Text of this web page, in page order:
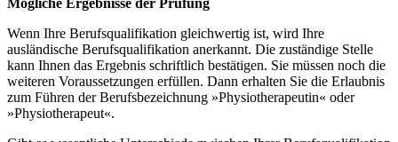
Mögliche Ergebnisse der Prüfung
Wenn Ihre Berufsqualifikation gleichwertig ist, wird Ihre
ausländische Berufsqualifikation anerkannt. Die zuständige Stelle
kann Ihnen das Ergebnis schriftlich bestätigen. Sie müssen noch die
weiteren Voraussetzungen erfüllen. Dann erhalten Sie die Erlaubnis
zum Führen der Berufsbezeichnung »Physiotherapeutin« oder
»Physiotherapeut«.